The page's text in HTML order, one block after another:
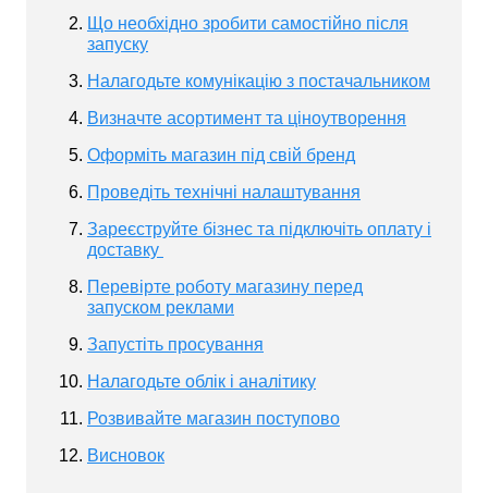
Що необхідно зробити самостійно після
запуску
Налагодьте комунікацію з постачальником
Визначте асортимент та ціноутворення
Оформіть магазин під свій бренд
Проведіть технічні налаштування
Зареєструйте бізнес та підключіть оплату і
доставку
Перевірте роботу магазину перед
запуском реклами
Запустіть просування
Налагодьте облік і аналітику
Розвивайте магазин поступово
Висновок